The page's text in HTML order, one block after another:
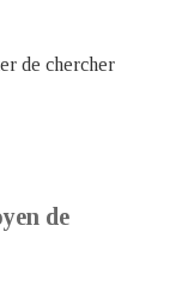
de chercher
de